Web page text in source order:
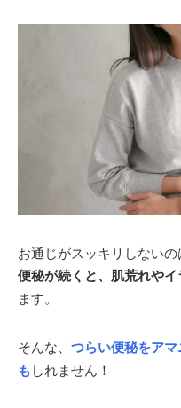
お通じがスッキリしない
便秘が続くと、肌荒れや
ます。
そんな、 つらい便秘をア
もしれません！